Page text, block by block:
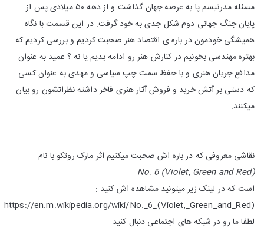
مسئله مدرنیسم پا به عرصه جهان گذاشت و از دهه ۵۰ میلادی پس از
پایان جنگ جهانی دوم شکل جدی به خود گرفت. در این قسمت با نگاه
همیشگی خودمون در باره ی اقتصاد هنر صحبت کردیم و بررسی کردیم که
بهتره مهندسی بخونیم در کنارش هنر رو ادامه بدیم یا نه ؟ عمید به عنوان
مدافع جریان هنری و با حفظ سمت چپ سیاسی و مهدی به عنوان کسی
که دستی بر آتش خرید و فروش آثار هنری فاخر داشته نظراتشون رو بیان
میکنند.
نقاشی معروفی که در باره اش صحبت میکنیم اثر مارک روتکو با نام
No. 6 (Violet, Green and Red)
است که در لینک زیر میتونید مشاهده اش کنید :
https://en.m.wikipedia.org/wiki/No._6_(Violet,_Green_and_Red)
لطفا ما رو در شبکه های اجتماعی دنبال کنید